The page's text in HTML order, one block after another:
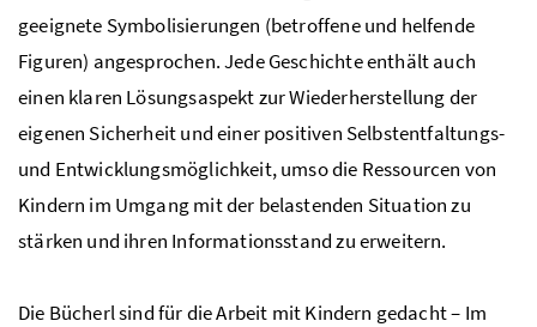
geeignete Symbolisierungen (betroffene und helfende
Figuren) angesprochen. Jede Geschichte enthält auch
einen klaren Lösungsaspekt zur Wiederherstellung der
eigenen Sicherheit und einer positiven Selbstentfaltungs-
und Entwicklungsmöglichkeit, umso die Ressourcen von
Kindern im Umgang mit der belastenden Situation zu
stärken und ihren Informationsstand zu erweitern.
Die Bücherl sind für die Arbeit mit Kindern gedacht – Im